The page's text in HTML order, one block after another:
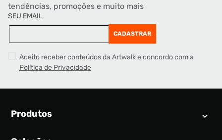
tendências, promoções e muito mais
SEU EMAIL
CADASTRAR
Aceito receber conteúdos da Artwalk e concordo com a
Política de Privacidade
Produtos